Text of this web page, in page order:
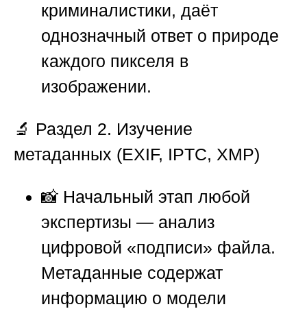
криминалистики, даёт
однозначный ответ о природе
каждого пикселя в
изображении.
🔬 Раздел 2. Изучение
метаданных (EXIF, IPTC, XMP)
📸 Начальный этап любой
экспертизы — анализ
цифровой «подписи» файла.
Метаданные содержат
информацию о модели